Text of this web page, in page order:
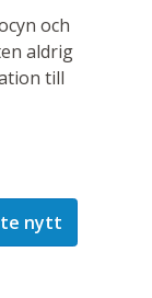
och
aldrig
till